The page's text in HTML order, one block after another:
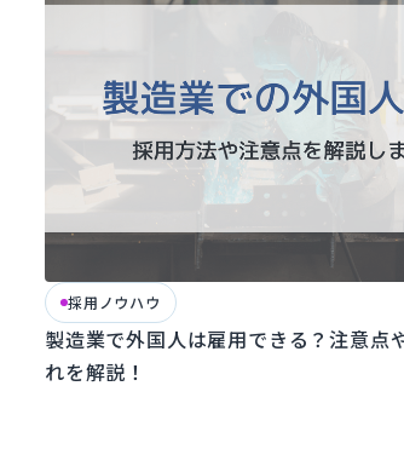
採用ノウハウ
製造業で外国人は雇用できる？注意点
れを解説！